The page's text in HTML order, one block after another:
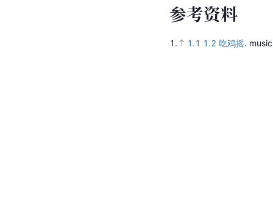
参考资料
1. 1.1 1.2 吃鸡摇.